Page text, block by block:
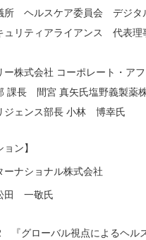
所 ヘルスケア委員会 デジタ
ュリティアライアンス 代表
ー株式会社 コーポレート・ア
課長 間宮 真矢氏塩野義製薬
ジェンス部長 小林 博幸氏
ン】
ーナショナル株式会社
田 一敬氏
グローバル視点によるヘルス